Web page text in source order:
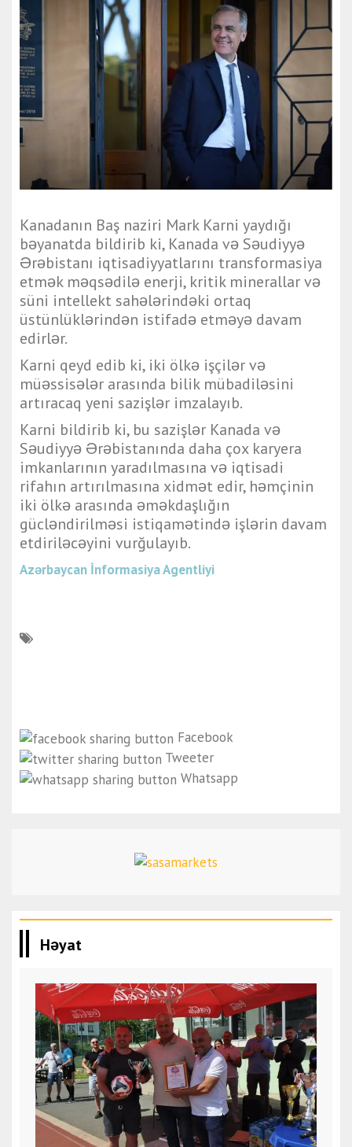
Kanadanın Baş naziri Mark Karni yaydığı
bəyanatda bildirib ki, Kanada və Səudiyyə
Ərəbistanı iqtisadiyyatlarını transformasiya
etmək məqsədilə enerji, kritik minerallar və
süni intellekt sahələrindəki ortaq
üstünlüklərindən istifadə etməyə davam
edirlər.
Karni qeyd edib ki, iki ölkə işçilər və
müəssisələr arasında bilik mübadiləsini
artıracaq yeni sazişlər imzalayıb.
Karni bildirib ki, bu sazişlər Kanada və
Səudiyyə Ərəbistanında daha çox karyera
imkanlarının yaradılmasına və iqtisadi
rifahın artırılmasına xidmət edir, həmçinin
iki ölkə arasında əməkdaşlığın
gücləndirilməsi istiqamətində işlərin davam
etdiriləcəyini vurğulayıb.
Azərbaycan İnformasiya Agentliyi
Facebook
Tweeter
Whatsapp
Həyat